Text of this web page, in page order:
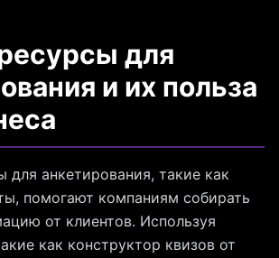
для
и их польза
для анкетирования, такие как
помогают компаниям собирать
от клиентов. Используя
как конструктор квизов от